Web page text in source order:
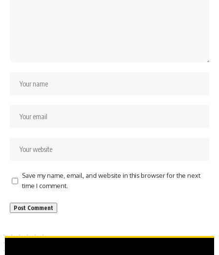
Save my name, email, and website in this browser for the next
time I comment.